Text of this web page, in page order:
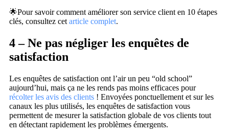
🌟Pour savoir comment améliorer son service client en 10 étapes
clés, consultez cetarticle complet.
4 – Ne pas négliger les enquêtes de
satisfaction
Les enquêtes de satisfaction ont l’air un peu “old school”
aujourd’hui, mais ça ne les rends pas moins efficaces pour
récolter les avis des clients ! Envoyées ponctuellement et sur les
canaux les plus utilisés, les enquêtes de satisfaction vous
permettent de mesurer la satisfaction globale de vos clients tout
en détectant rapidement les problèmes émergents.